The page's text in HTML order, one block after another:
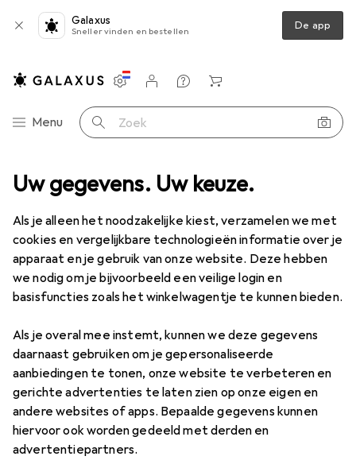
Uw gegevens. Uw keuze.
Als je alleen het noodzakelijke kiest, verzamelen we met
cookies en vergelijkbare technologieën informatie over je
apparaat en je gebruik van onze website. Deze hebben
we nodig om je bijvoorbeeld een veilige login en
basisfuncties zoals het winkelwagentje te kunnen bieden.
Als je overal mee instemt, kunnen we deze gegevens
daarnaast gebruiken om je gepersonaliseerde
aanbiedingen te tonen, onze website te verbeteren en
gerichte advertenties te laten zien op onze eigen en
andere websites of apps. Bepaalde gegevens kunnen
hiervoor ook worden gedeeld met derden en
advertentiepartners.
Galaxus
Sneller vinden en bestellen De app
Categorie navigatie
Menu Zoek op
Instellingen
Klantenaccount
Produktvergelijking
Verlanglijstje
Winkelmandje
Meetinstrument Meter Jbo Schroefdraadpluggenmeter
8 afbeeldingen
JboSchroefdraadpluggenmeter
Prijs in EUR inclusief BTW
EUR
65,90
Waarderingscijfers Merk
Meer van Jbo